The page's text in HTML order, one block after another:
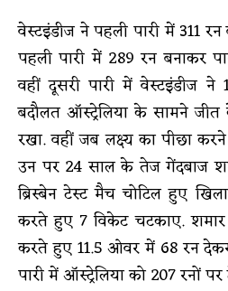
वेस्टइंडीज ने पहली पारी में 311
पहली पारी में 289 रन बनाकर
वहीं दूसरी पारी में वेस्टइंडीज
बदौलत ऑस्ट्रेलिया के सामने
रखा. वहीं जब लक्ष्य का पीछा
उन पर 24 साल के तेज गेंदबाज
ब्रिस्बेन टेस्ट मैच चोटिल हुए
करते हुए 7 विकेट चटकाए.
करते हुए 11.5 ओवर में 68 रन
पारी में ऑस्ट्रेलिया को 207 रनों